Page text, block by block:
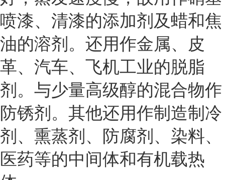
喷漆、清漆的添加剂及蜡和焦
油的溶剂。还用作金属、皮
革、汽车、飞机工业的脱脂
剂。与少量高级醇的混合物作
防锈剂。其他还用作制造制冷
剂、熏蒸剂、防腐剂、染料、
医药等的中间体和有机载热